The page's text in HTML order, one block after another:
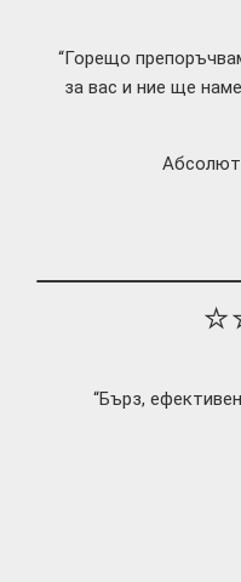
“Горещо
за вас и ние ще
“Бърз,